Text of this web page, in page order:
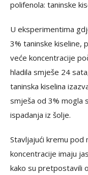
polifenola: taninske
U eksperimentima
3% taninske kiseline,
veće koncentracije
hladila smješe 24
taninska kiselina
smješa od 3% mogla
ispadanja iz šolje.
Stavljajući kremu pod
koncentracije imaju
kako su pretpostavili